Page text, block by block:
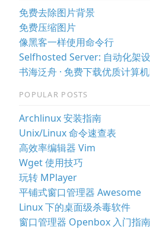
免费去除图片背景
免费压缩图片
像黑客一样使用命令行
Selfhosted Server: 自动化架
书海泛舟 · 免费下载优质计算
POPULAR POSTS
Archlinux 安装指南
Unix/Linux 命令速查表
高效率编辑器 Vim
Wget 使用技巧
玩转 MPlayer
平铺式窗口管理器 Awesome
Linux 下的桌面级杀毒软件
窗口管理器 Openbox 入门指南